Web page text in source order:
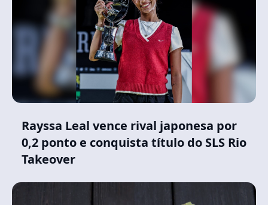
Rayssa Leal vence rival japonesa por
0,2 ponto e conquista título do SLS Rio
Takeover